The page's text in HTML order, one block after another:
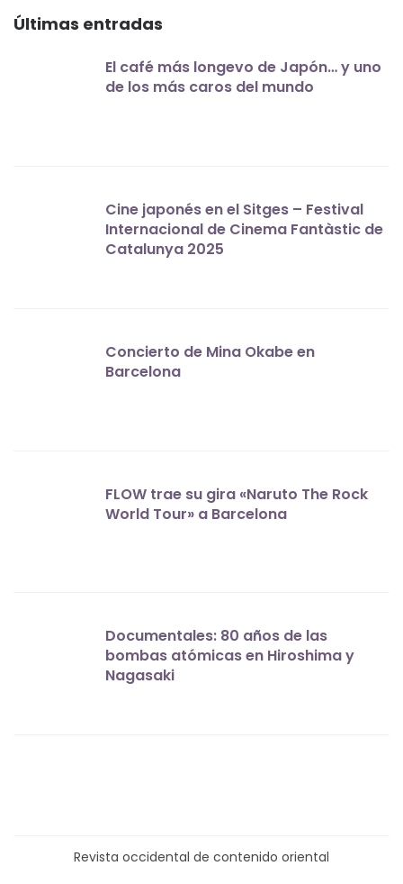
Últimas entradas
El café más longevo de Japón… y uno
de los más caros del mundo
Cine japonés en el Sitges – Festival
Internacional de Cinema Fantàstic de
Catalunya 2025
Concierto de Mina Okabe en
Barcelona
FLOW trae su gira «Naruto The Rock
World Tour» a Barcelona
Documentales: 80 años de las
bombas atómicas en Hiroshima y
Nagasaki
Revista occidental de contenido oriental